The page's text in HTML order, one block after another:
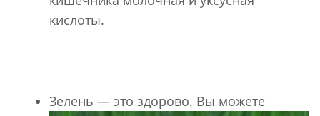
кислоты.
Зелень — это здорово. Вы можете